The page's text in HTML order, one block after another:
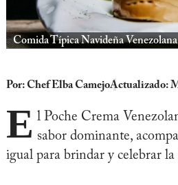
Comida Típica Navideña
Por:Chef Elba CamejoActualizado:
E l Poche Crema
sabor dominante,
igual para brindar y celebrar